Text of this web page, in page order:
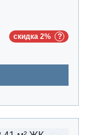
скидка 2%